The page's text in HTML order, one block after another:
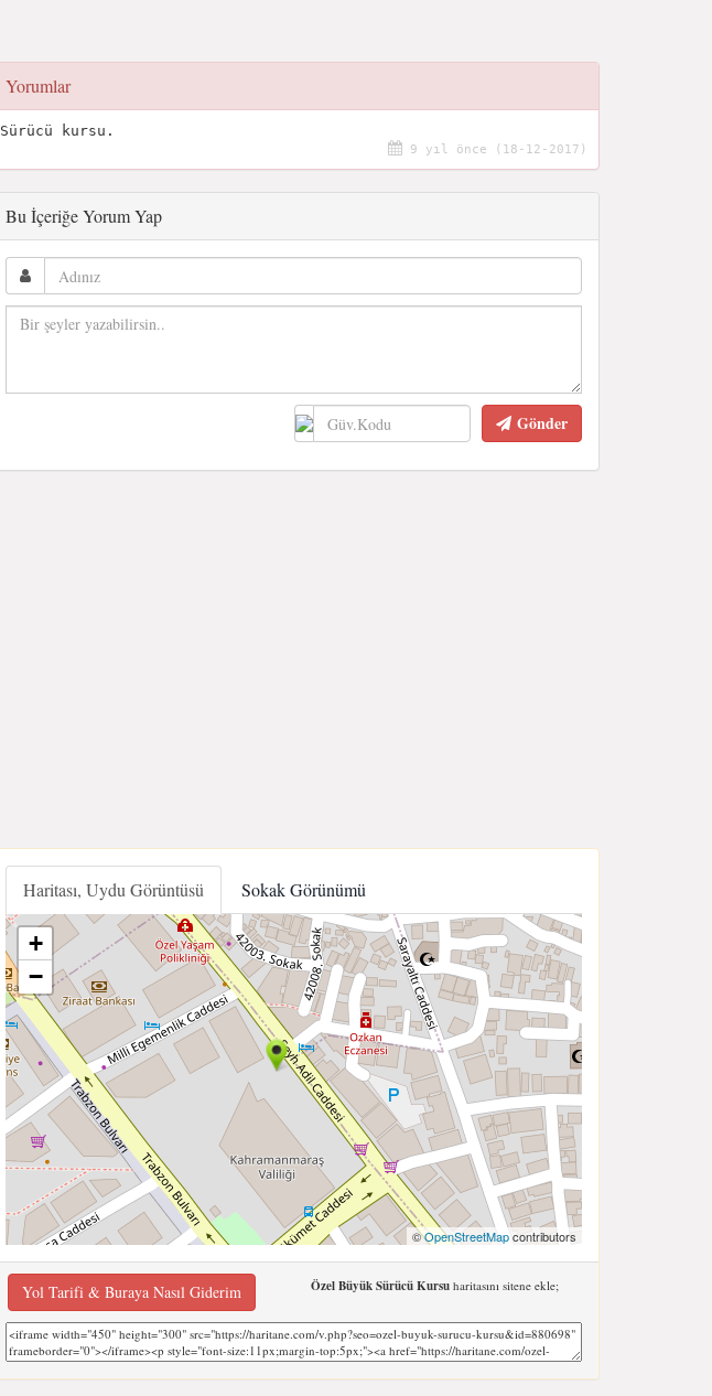
Yorumlar
Sürücü kursu.
9 yıl önce (18-12-2017)
Bu İçeriğe Yorum Yap
Gönder
Haritası, Uydu Görüntüsü Sokak Görünümü
+
−
©OpenStreetMapcontributors
Yol Tarifi & Buraya Nasıl Giderim Özel Büyük Sürücü Kursuharitasını sitene ekle;